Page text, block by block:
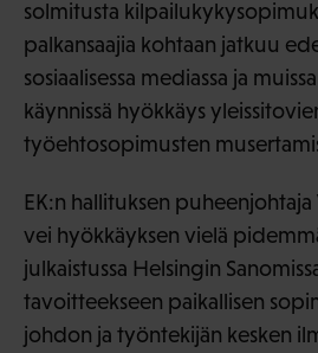
solmitusta
palkansaajia kohtaan jatkuu
sosiaalisessa mediassa ja
käynnissä hyökkäys
työehtosopimusten
EK:n hallituksen puheenjohtaja
vei hyökkäyksen vielä
julkaistussa Helsingin
tavoitteekseen paikallisen
johdon ja työntekijän kesken